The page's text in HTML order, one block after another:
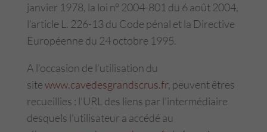
janvier 1978, la loi n° 2004-801 du 6 août 2004,
l’article L. 226-13 du Code pénal et la Directive
Européenne du 24 octobre 1995.
A l’occasion de l’utilisation du
sitewww.cavedesgrandscrus.fr, peuvent êtres
recueillies : l’URL des liens par l’intermédiaire
desquels l’utilisateur a accédé au